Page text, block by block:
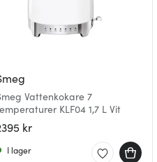
Vattenkokare 7
KLF04 1,7 L Vit
kr
I lager